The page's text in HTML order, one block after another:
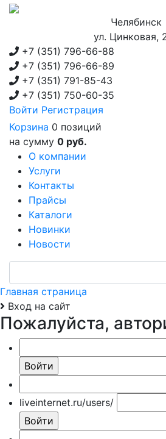
Челябинск
ул. Цинковая,
+7 (351) 796-66-88
+7 (351) 796-66-89
+7 (351) 791-85-43
+7 (351) 750-60-35
Войти Регистрация
Корзина 0 позиций
на сумму 0 руб.
О компании
Услуги
Контакты
Прайсы
Каталоги
Новинки
Новости
Главная страница
Вход на сайт
Пожалуйста,
liveinternet.ru/users/